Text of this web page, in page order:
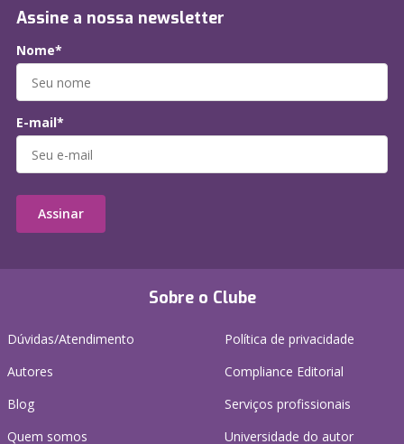
Sobre o Clube
Dúvidas/Atendimento
Autores
Blog
Quem somos
Política de privacidade
Compliance Editorial
Serviços profissionais
Universidade do autor
Assine a nossa newsletter
Nome*
E-mail*
Assinar